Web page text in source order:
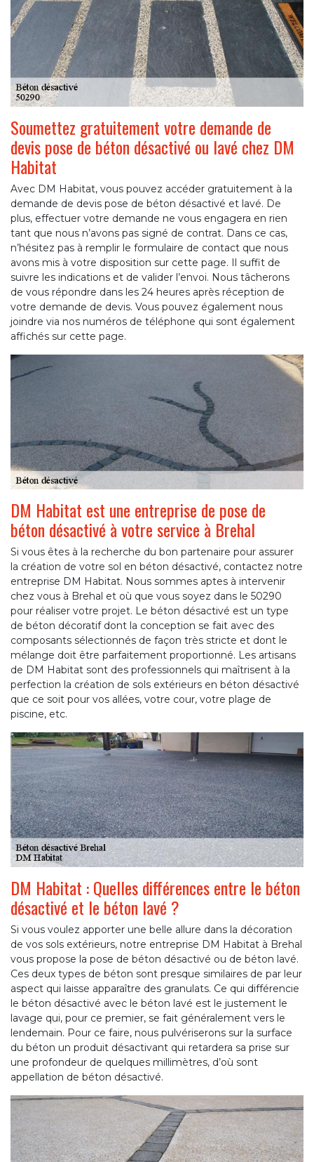
Soumettez gratuitement votre demande de
devis pose de béton désactivé ou lavé chez DM
Habitat
Avec DM Habitat, vous pouvez accéder gratuitement à la
demande de devis pose de béton désactivé et lavé. De
plus, effectuer votre demande ne vous engagera en rien
tant que nous n’avons pas signé de contrat. Dans ce cas,
n’hésitez pas à remplir le formulaire de contact que nous
avons mis à votre disposition sur cette page. Il suffit de
suivre les indications et de valider l’envoi. Nous tâcherons
de vous répondre dans les 24 heures après réception de
votre demande de devis. Vous pouvez également nous
joindre via nos numéros de téléphone qui sont également
affichés sur cette page.
DM Habitat est une entreprise de pose de
béton désactivé à votre service à Brehal
Si vous êtes à la recherche du bon partenaire pour assurer
la création de votre sol en béton désactivé, contactez notre
entreprise DM Habitat. Nous sommes aptes à intervenir
chez vous à Brehal et où que vous soyez dans le 50290
pour réaliser votre projet. Le béton désactivé est un type
de béton décoratif dont la conception se fait avec des
composants sélectionnés de façon très stricte et dont le
mélange doit être parfaitement proportionné. Les artisans
de DM Habitat sont des professionnels qui maîtrisent à la
perfection la création de sols extérieurs en béton désactivé
que ce soit pour vos allées, votre cour, votre plage de
piscine, etc.
DM Habitat : Quelles différences entre le béton
désactivé et le béton lavé ?
Si vous voulez apporter une belle allure dans la décoration
de vos sols extérieurs, notre entreprise DM Habitat à Brehal
vous propose la pose de béton désactivé ou de béton lavé.
Ces deux types de béton sont presque similaires de par leur
aspect qui laisse apparaître des granulats. Ce qui différencie
le béton désactivé avec le béton lavé est le justement le
lavage qui, pour ce premier, se fait généralement vers le
lendemain. Pour ce faire, nous pulvériserons sur la surface
du béton un produit désactivant qui retardera sa prise sur
une profondeur de quelques millimètres, d’où sont
appellation de béton désactivé.